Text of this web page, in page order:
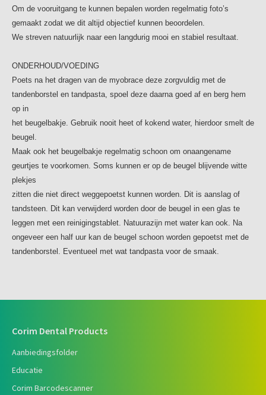
leggen met een reinigingstablet. Natuurazijn met water
kan ook. Na ongeveer een half uur kan de beugel schoon
worden gepoetst met de
smaak.
Om de vooruitgang te kunnen bepalen worden regelmatig foto’s
gemaakt zodat we dit altijd objectief kunnen beoordelen.
We streven natuurlijk naar een langdurig mooi en stabiel resultaat.
ONDERHOUD/VOEDING
Poets na het dragen van de myobrace deze zorgvuldig met de
tandenborstel en tandpasta, spoel deze daarna goed af en berg hem
op in
het beugelbakje. Gebruik nooit heet of kokend water, hierdoor smelt de
beugel.
Maak ook het beugelbakje regelmatig schoon om onaangename
geurtjes te voorkomen. Soms kunnen er op de beugel blijvende witte
plekjes
zitten die niet direct weggepoetst kunnen worden. Dit is aanslag of
tandsteen. Dit kan verwijderd worden door de beugel in een glas te
leggen met een reinigingstablet. Natuurazijn met water kan ook. Na
ongeveer een half uur kan de beugel schoon worden gepoetst met de
tandenborstel. Eventueel met wat tandpasta voor de smaak.
Corim Dental Products
Aanbiedingsfolder
Educatie
Corim Barcodescanner